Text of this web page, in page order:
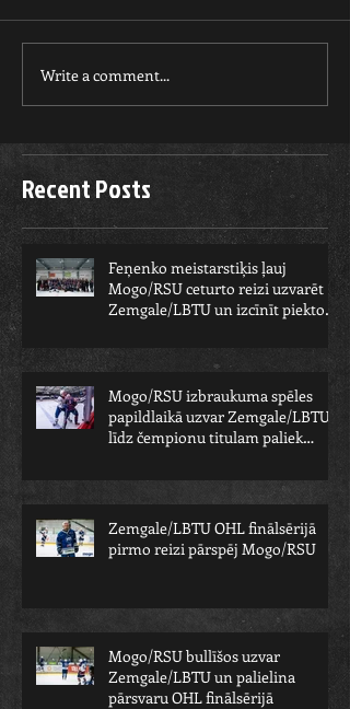
Write a comment...
Recent Posts
Feņenko meistarstiķis ļauj
Mogo/RSU ceturto reizi uzvarēt
Zemgale/LBTU un izcīnīt piekto
Mogo/RSU izbraukuma spēles
papildlaikā uzvar Zemgale/LBTU -
līdz čempionu titulam paliek
Zemgale/LBTU OHL finālsērijā
pirmo reizi pārspēj Mogo/RSU
Mogo/RSU bullīšos uzvar
Zemgale/LBTU un palielina
pārsvaru OHL finālsērijā